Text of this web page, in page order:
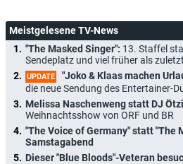
Meistgelesene TV-News
"The Masked Singer": 13. Staffel
Sendeplatz und viel früher als zuletzt
UPDATE "Joko & Klaas machen
die neue Sendung des Entertainer-
Melissa Naschenweng statt DJ
Weihnachtsshow von ORF und BR
"The Voice of Germany" statt "The
Samstagabend
Dieser "Blue Bloods"-Veteran